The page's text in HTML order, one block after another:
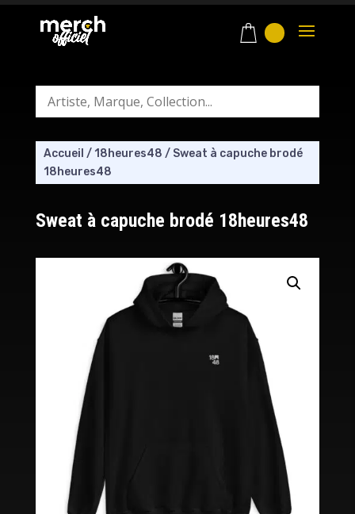
Accueil / 18heures48 / Sweat à capuche brodé
18heures48
Sweat à capuche brodé 18heures48